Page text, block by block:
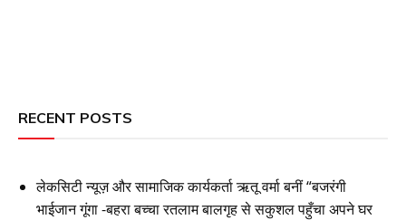
RECENT POSTS
लेकसिटी न्यूज़ और सामाजिक कार्यकर्ता ऋतू वर्मा बनीं “बजरंगी
भाईजान गूंगा -बहरा बच्चा रतलाम बालगृह से सकुशल पहुँचा अपने घर